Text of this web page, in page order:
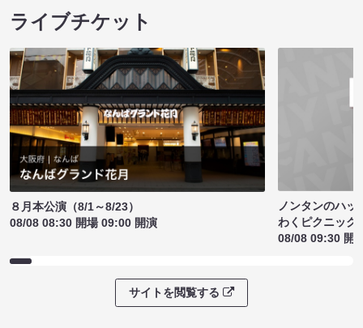
ライブチケット
８月本公演（8/1～8/23）
08/08 08:30 開場 09:00 開演
ノンタンのハッ
わくピクニック
08/08 09:30 開
サイトを閲覧する